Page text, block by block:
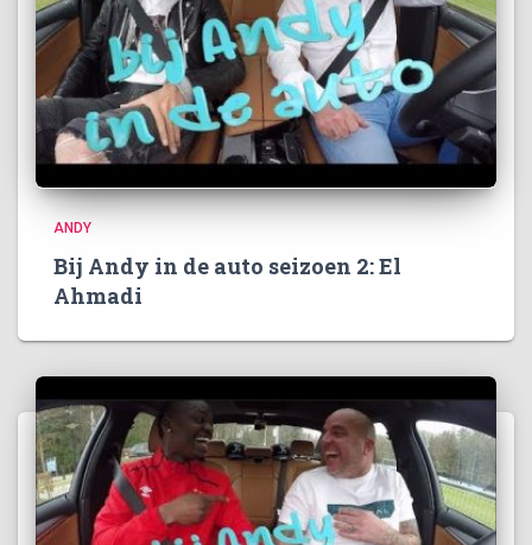
ANDY
Bij Andy in de auto seizoen 2: El
Ahmadi